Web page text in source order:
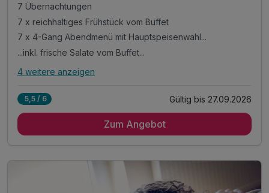
7 Übernachtungen
7 x reichhaltiges Frühstück vom Buffet
7 x 4-Gang Abendmenü mit Hauptspeisenwahl...
...inkl. frische Salate vom Buffet...
Alle Inklusivleistungen
7 x reichhaltiges Frühstück vom Buffet
4 weitere anzeigen
5,5 / 6 Gültig bis 27.09.2026
Zum Angebot